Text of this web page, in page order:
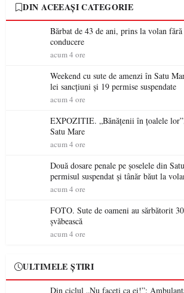
DIN ACEEAȘI CATEGORIE
Bărbat de 43 de ani, prins la volan
conducere
acum 4 ore
Weekend cu sute de amenzi în Satu
lei sancțiuni și 19 permise suspendate
acum 4 ore
EXPOZITIE. „Bănățenii în țoalele
Satu Mare
acum 4 ore
Două dosare penale pe șoselele din
permisul suspendat și tânăr băut la
acum 4 ore
FOTO. Sute de oameni au sărbătorit
șvăbească
acum 4 ore
ULTIMELE ȘTIRI
Din ciclul „Nu faceți ca ei!”: Ambulanța nu vine să vă